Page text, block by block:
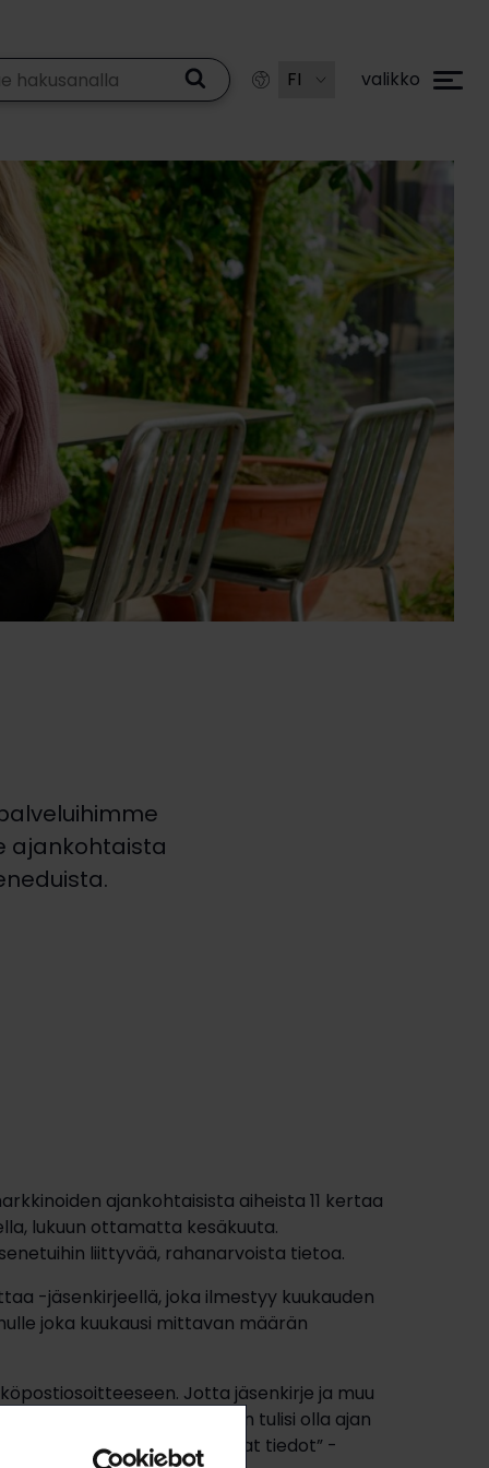
valikko
ajankohtaista
ajankohtaisista aiheista 11 kertaa
lukuun ottamatta kesäkuuta.
liittyvää, rahanarvoista tietoa.
-jäsenkirjeellä, joka ilmestyy kuukauden
joka kuukausi mittavan määrän
Jotta jäsenkirje ja muu
olevan sähköpostiosoitteen tulisi olla ajan
päivittää perustietojasi ”Omat tiedot” -